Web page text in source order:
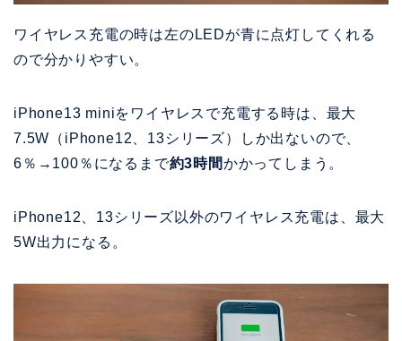
ワイヤレス充電の時は左のLEDが青に点灯してくれる
ので分かりやすい。
iPhone13 miniをワイヤレスで充電する時は、最大
7.5W（iPhone12、13シリーズ）しか出ないので、
6％→100％になるまで約3時間かかってしまう。
iPhone12、13シリーズ以外のワイヤレス充電は、最大
5W出力になる。